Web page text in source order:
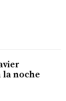
la noche